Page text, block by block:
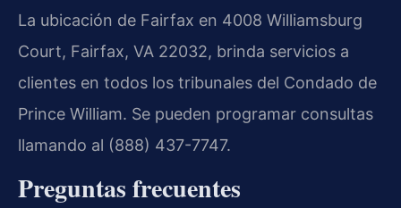
La ubicación de Fairfax en 4008 Williamsburg
Court, Fairfax, VA 22032, brinda servicios a
clientes en todos los tribunales del Condado de
Prince William. Se pueden programar consultas
llamando al (888) 437-7747.
Preguntas frecuentes